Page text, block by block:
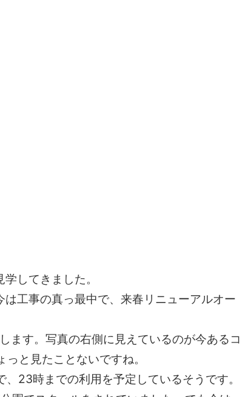
してきました。
工事の真っ最中で、来春リニューアルオー
ます。写真の右側に見えているのが今あるコ
と見たことないですね。
23時までの利用を予定しているそうです。